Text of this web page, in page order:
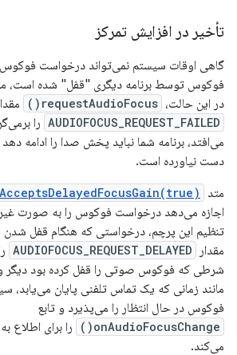
تأخیر در افزایش تمرکز
گاهی اوقات سیستم نمی‌تواند درخواست فوکوس
فوکوس توسط برنامه دیگری "قفل" شده است،
در این حالت، requestAudioFocus()
AUDIOFOCUS_REQUEST_FAILED را
می‌افتد، برنامه شما نباید پخش صدا را ادامه
دست نیاورده است.
متد
اجازه می‌دهد درخواست فوکوس را به صورت
تنظیم این پرچم، درخواستی که هنگام قفل
مقدار
AUDIOFOCUS_REQUEST_DELAYED
شرطی که فوکوس صوتی را قفل کرده بود دیگر
مانند زمانی که یک تماس تلفنی پایان می‌یابد،
فوکوس در حال انتظار را می‌پذیرد و تابع
onAudioFocusChange()
را برای اطلاع
می‌کند.